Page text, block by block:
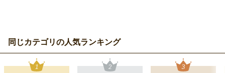
同じカテゴリの人気ランキング